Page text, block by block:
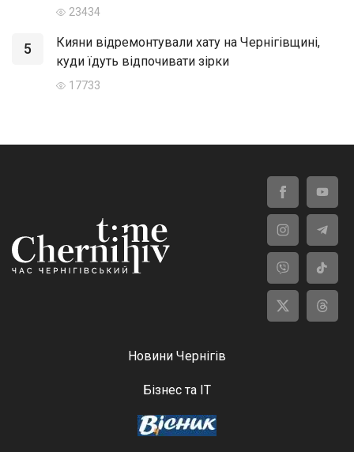
23434
5
Кияни відремонтували хату на Чернігівщині,
куди їдуть відпочивати зірки
17733
Новини Чернігів
Бізнес та ІТ